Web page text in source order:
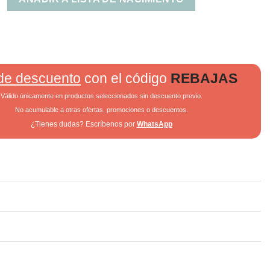
descuento con el código REBAJAS
Válido únicamente en productos seleccionados sin descuento previo.
No acumulable a otras ofertas, promociones o descuentos.
¿Tienes dudas? Escríbenos por WhatsApp